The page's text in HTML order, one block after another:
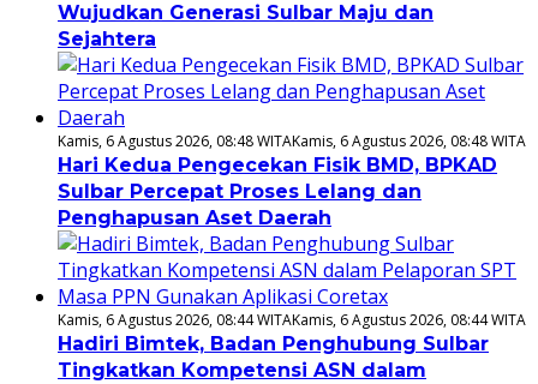
Wujudkan Generasi Sulbar Maju dan
Sejahtera
Kamis, 6 Agustus 2026, 08:48 WITAKamis, 6 Agustus 2026, 08:48 WITA
Hari Kedua Pengecekan Fisik BMD, BPKAD
Sulbar Percepat Proses Lelang dan
Penghapusan Aset Daerah
Kamis, 6 Agustus 2026, 08:44 WITAKamis, 6 Agustus 2026, 08:44 WITA
Hadiri Bimtek, Badan Penghubung Sulbar
Tingkatkan Kompetensi ASN dalam